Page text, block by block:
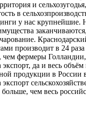
и
в
у нас крупнейшие.
производит в 24
чем фермеры
да и весь объём
продукции в России
больше, чем весь